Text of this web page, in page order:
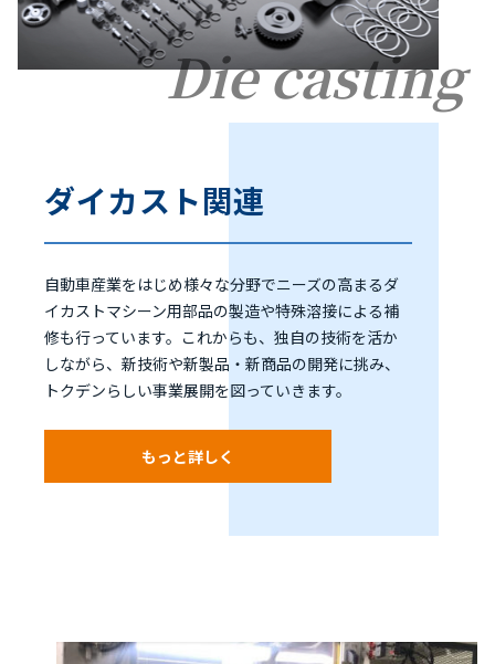
Die casting
ダイカスト関連
自動車産業をはじめ様々な分野でニーズの高まるダ
イカストマシーン用部品の製造や特殊溶接による補
修も行っています。これからも、独自の技術を活か
しながら、新技術や新製品・新商品の開発に挑み、
トクデンらしい事業展開を図っていきます。
もっと詳しく